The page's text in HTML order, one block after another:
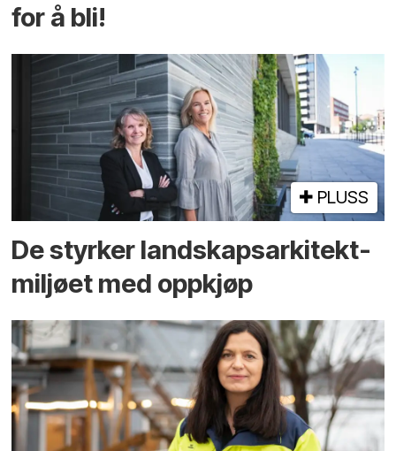
for å bli!
PLUSS
De styrker landskaps­arkitekt­
miljøet med oppkjøp